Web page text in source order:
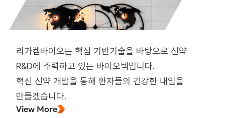
리가켐바이오는 핵심 기반기술을 바탕으로 신약
R&D에 주력하고 있는 바이오텍입니다.
혁신 신약 개발을 통해 환자들의 건강한 내일을
만들겠습니다.
View More